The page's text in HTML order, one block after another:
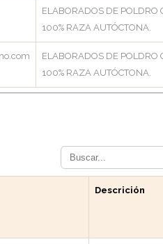
ELABORADOS DE POLDRO
100% RAZA AUTÓCTONA.
ELABORADOS DE POLDRO
100% RAZA AUTÓCTONA.
Descrición